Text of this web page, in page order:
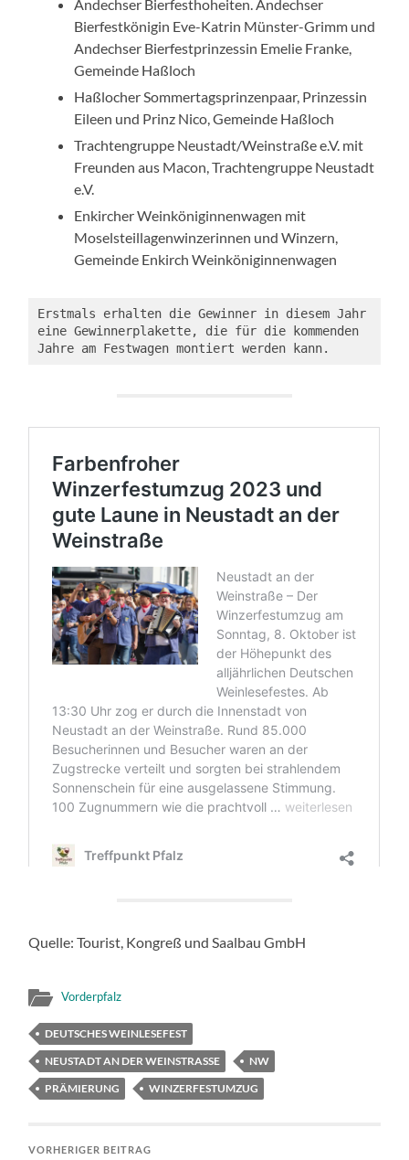
Andechser Bierfesthoheiten. Andechser
Bierfestkönigin Eve-Katrin Münster-Grimm und
Andechser Bierfestprinzessin Emelie Franke,
Gemeinde Haßloch
Haßlocher Sommertagsprinzenpaar, Prinzessin
Eileen und Prinz Nico, Gemeinde Haßloch
Trachtengruppe Neustadt/Weinstraße e.V. mit
Freunden aus Macon, Trachtengruppe Neustadt
e.V.
Enkircher Weinköniginnenwagen mit
Moselsteillagenwinzerinnen und Winzern,
Gemeinde Enkirch Weinköniginnenwagen
Erstmals erhalten die Gewinner in diesem Jahr
eine Gewinnerplakette, die für die kommenden
Jahre am Festwagen montiert werden kann.
Quelle: Tourist, Kongreß und Saalbau GmbH
Vorderpfalz
DEUTSCHES WEINLESEFEST
NEUSTADT AN DER WEINSTRASSE
NW
PRÄMIERUNG
WINZERFESTUMZUG
VORHERIGER BEITRAG